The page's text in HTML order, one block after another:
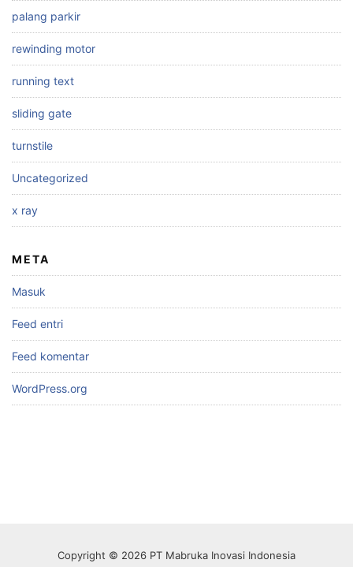
palang parkir
rewinding motor
running text
sliding gate
turnstile
Uncategorized
x ray
META
Masuk
Feed entri
Feed komentar
WordPress.org
Copyright © 2026 PT Mabruka Inovasi Indonesia